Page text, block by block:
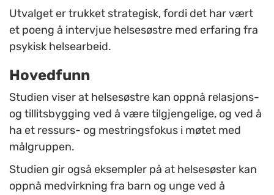
Utvalget er trukket strategisk, fordi det har vært
et poeng å intervjue helsesøstre med erfaring fra
psykisk helsearbeid.
Hovedfunn
Studien viser at helsesøstre kan oppnå relasjons-
og tillitsbygging ved å være tilgjengelige, og ved å
ha et ressurs- og mestringsfokus i møtet med
målgruppen.
Studien gir også eksempler på at helsesøster kan
oppnå medvirkning fra barn og unge ved å